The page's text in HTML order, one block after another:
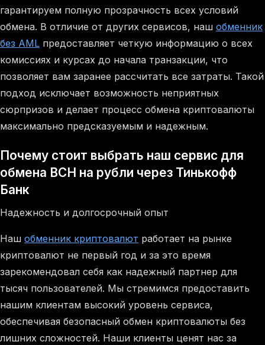
гарантируем полную прозрачность всех условий
обмена. В отличие от других сервисов, наш обменник
без AML предоставляет четкую информацию о всех
комиссиях и курсах до начала транзакции, что
позволяет вам заранее рассчитать все затраты. Такой
подход исключает возможность неприятных
сюрпризов и делает процесс обмена криптовалюты
максимально предсказуемым и надежным.
Почему стоит выбрать наш сервис для
обмена BCH на рубли через Тинькофф
Банк
Надежность и долгосрочный опыт
Наш обменник криптовалют работает на рынке
криптовалют не первый год и за это время
зарекомендовал себя как надежный партнер для
тысяч пользователей. Мы стремимся предоставить
нашим клиентам высокий уровень сервиса,
обеспечивая безопасный обмен криптовалюты без
лишних сложностей. Наши клиенты ценят нас за